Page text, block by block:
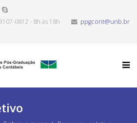
0812 - 8h às 18h ppgcont@unb.br